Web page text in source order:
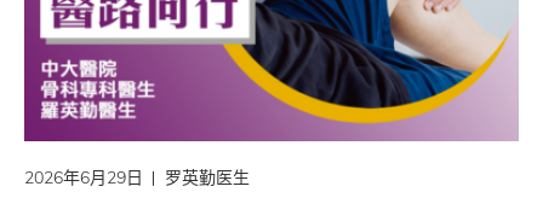
2026年6月29日 罗英勤医生